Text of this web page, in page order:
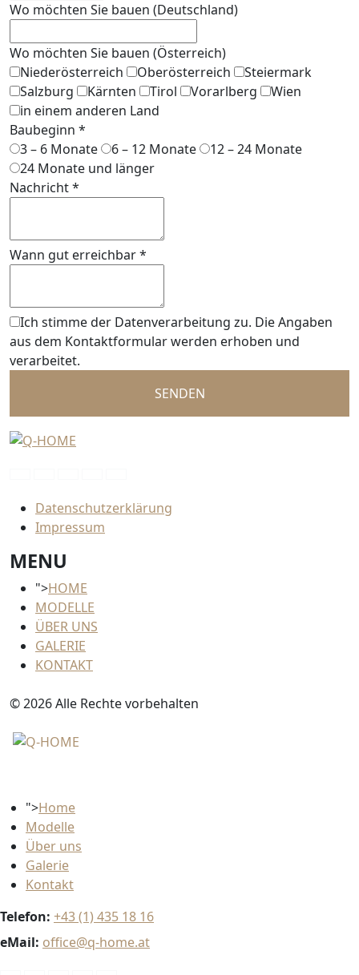
Wo möchten Sie bauen (Deutschland)
Wo möchten Sie bauen (Österreich)
Niederösterreich
Oberösterreich
Steiermark
Salzburg
Kärnten Tirol Vorarlberg
Wien
in einem anderen Land
Baubeginn *
3 – 6 Monate
6 – 12 Monate
12 – 24 Monate
24 Monate und länger
Nachricht*
Wann gut erreichbar*
Ich stimme der Datenverarbeitung zu. Die Angaben
aus dem Kontaktformular werden erhoben und
verarbeitet.
SENDEN
Datenschutzerklärung
Impressum
MENU
">HOME
MODELLE
ÜBER UNS
GALERIE
KONTAKT
© 2026 Alle Rechte vorbehalten
">Home
Modelle
Über uns
Galerie
Kontakt
Telefon: +43 (1) 435 18 16
eMail: office@q-home.at